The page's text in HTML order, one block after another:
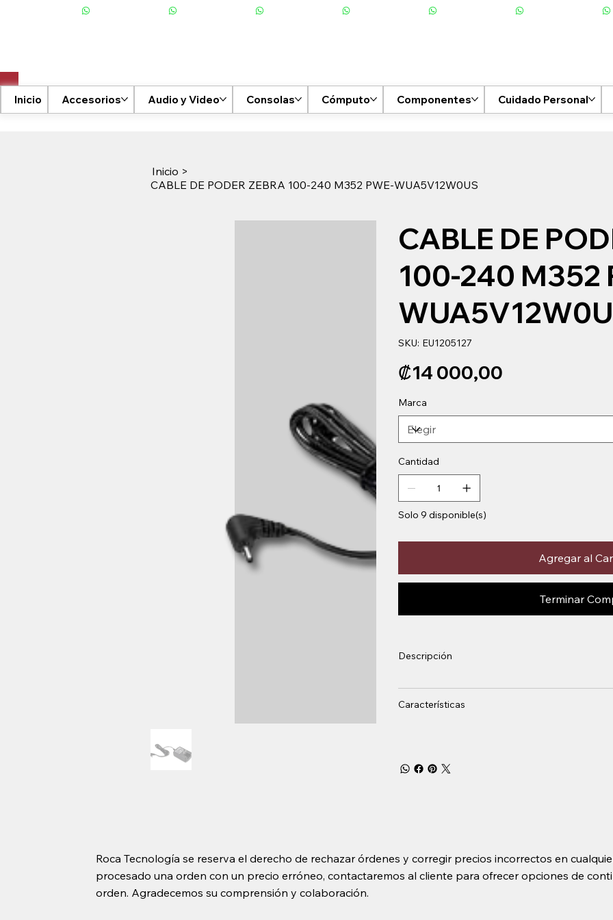
Inicio Accesorios Audio y Video Consolas Cómputo Componentes Cuidado Personal
Inicio >
CABLE DE PODER ZEBRA 100-240 M352 PWE-WUA5V12W0US
CABLE DE
100-240 M352
SKU: SKU
EU1205127
EU1205127
₡14 000,00
Marca
Cantidad
Solo 9 disponible(s)
Agregar al
Terminar
Descripción
Características
Roca Tecnología se reserva el derecho de rechazar órdenes y corregir precios incorrectos en
procesado una orden con un precio erróneo, contactaremos al cliente para ofrecer opciones de
orden. Agradecemos su comprensión y colaboración.